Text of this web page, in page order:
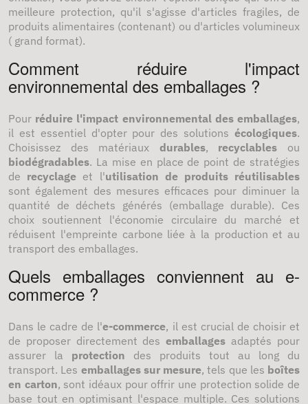
meilleure protection, qu'il s'agisse d'articles fragiles, de
produits alimentaires (contenant) ou d'articles volumineux
( grand format).
Comment réduire l'impact
environnemental des emballages ?
Pour réduire l'impact environnemental des emballages,
il est essentiel d'opter pour des solutions écologiques.
Choisissez des matériaux durables, recyclables ou
biodégradables. La mise en place de point de stratégies
de recyclage et l'utilisation de produits réutilisables
sont également des mesures efficaces pour diminuer la
quantité de déchets générés (emballage durable). Ces
choix soutiennent l'économie circulaire du marché et
réduisent l'empreinte carbone liée à la production et au
transport des emballages.
Quels emballages conviennent au e-
commerce ?
Dans le cadre de l'e-commerce, il est crucial de choisir et
de proposer directement desemballages adaptés pour
assurer la protection des produits tout au long du
transport. Les emballages sur mesure, tels que les boîtes
en carton, sont idéaux pour offrir une protection solide de
base tout en optimisant l'espace multiple. Ces solutions